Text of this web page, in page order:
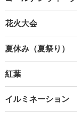
花火大会
夏休み（夏祭り）
紅葉
イルミネーション